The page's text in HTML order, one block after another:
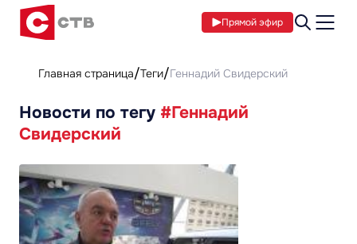
Прямой эфир
Главная страница Теги Геннадий Свидерский
Новости по тегу #Геннадий
Свидерский